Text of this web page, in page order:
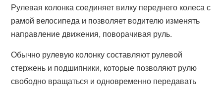
Рулевая колонка соединяет вилку переднего колеса с
рамой велосипеда и позволяет водителю изменять
направление движения, поворачивая руль.
Обычно рулевую колонку составляют рулевой
стержень и подшипники, которые позволяют рулю
свободно вращаться и одновременно передавать